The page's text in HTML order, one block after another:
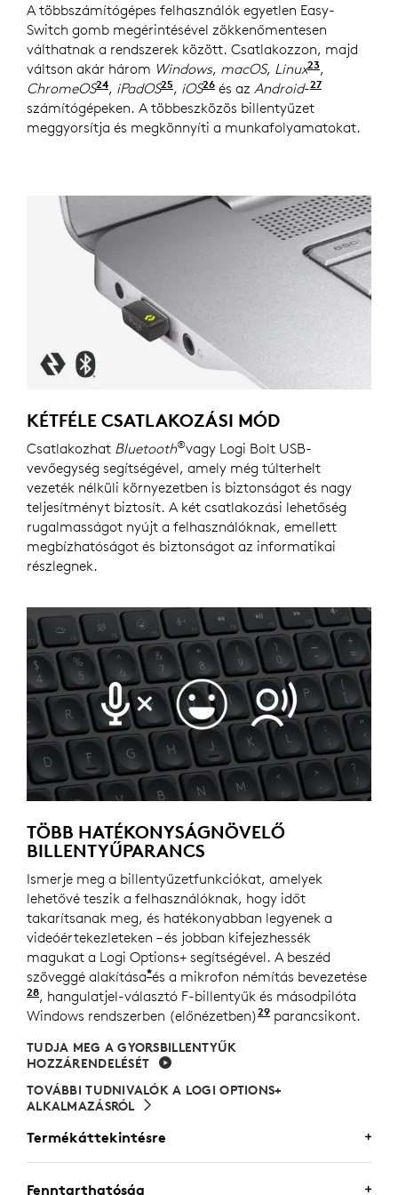
A többszámítógépes felhasználók egyetlen Easy-
Switch gomb megérintésével zökkenőmentesen
válthatnak a rendszerek között. Csatlakozzon, majd
váltson akár három Windows, macOS, Linux23Az eszköz
,
ChromeOS24A Windows és macOS rendszertől eltérő
, iPadOS25A Windows és macOS
, iOS26 A Windows és macOS
és az Android-27
számítógépeken. A többeszközös billentyűzet
meggyorsítja és megkönnyíti a munkafolyamatokat.
KÉTFÉLE CSATLAKOZÁSI MÓD
Csatlakozhat Bluetooth®vagy Logi Bolt USB-
vevőegység segítségével, amely még túlterhelt
vezeték nélküli környezetben is biztonságot és nagy
teljesítményt biztosít. A két csatlakozási lehetőség
rugalmasságot nyújt a felhasználóknak, emellett
megbízhatóságot és biztonságot az informatikai
részlegnek.
TÖBB HATÉKONYSÁGNÖVELŐ
BILLENTYŰPARANCS
Ismerje meg a billentyűzetfunkciókat, amelyek
lehetővé teszik a felhasználóknak, hogy időt
takarítsanak meg, és hatékonyabban legyenek a
videóértekezleteken – és jobban kifejezhessék
magukat a Logi Options+ segítségével. A beszéd
szöveggé alakítása*és a mikrofon némítás bevezetése
28Logi Options+ alkalmazás szükséges hozzá,
, hangulatjel-választó F-billentyűk és másodpilóta
Windows rendszerben (előnézetben)29 A Windowsos
parancsikont.
TUDJA MEG A GYORSBILLENTYŰK
HOZZÁRENDELÉSÉT
TOVÁBBI TUDNIVALÓK A LOGI OPTIONS+
ALKALMAZÁSRÓL
Termékáttekintésre
Fenntarthatóság